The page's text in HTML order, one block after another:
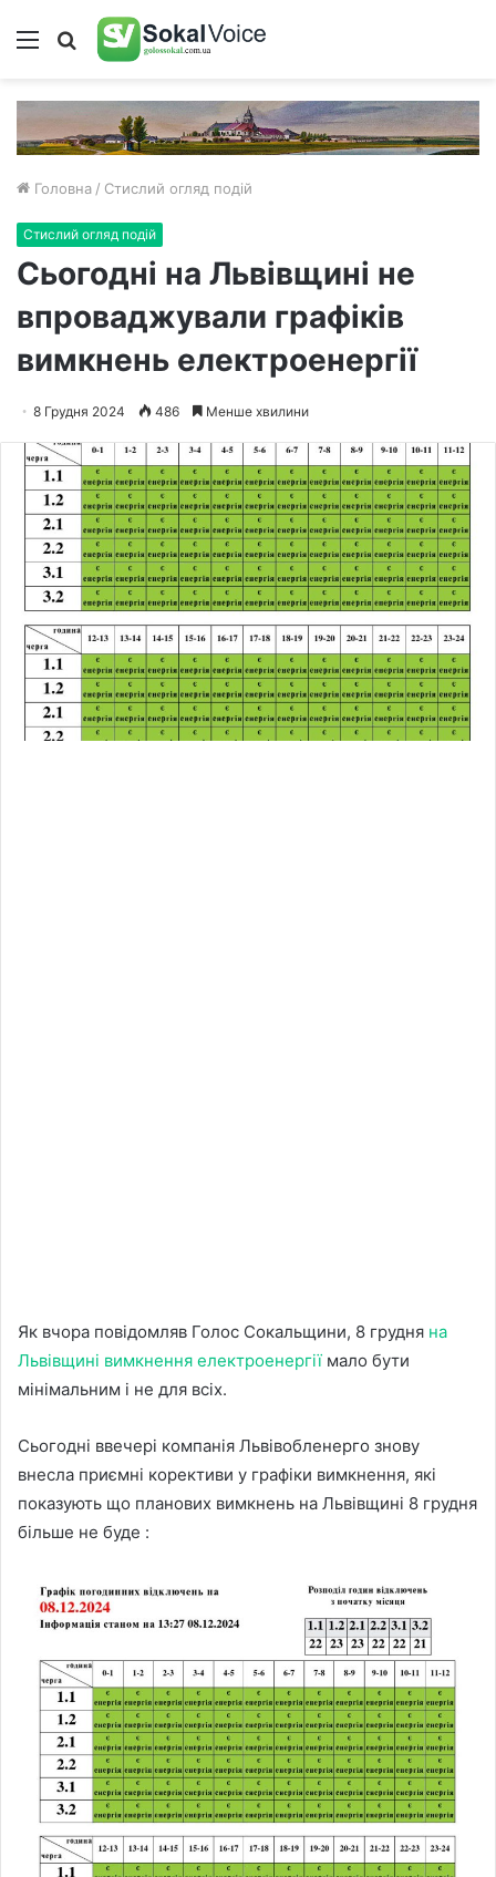
Меню Пошук
Головна / Стислий огляд подій
Стислий огляд подій
Сьогодні на Львівщині не
впроваджували графіків
вимкнень електроенергії
8 Грудня 2024 486 Менше хвилини
Як вчора повідомляв Голос Сокальщини, 8 грудня на
Львівщині вимкнення електроенергії мало бути
мінімальним і не для всіх.
Сьогодні ввечері компанія Львівобленерго знову
внесла приємні корективи у графіки вимкнення, які
показують що планових вимкнень на Львівщині 8 грудня
більше не буде :